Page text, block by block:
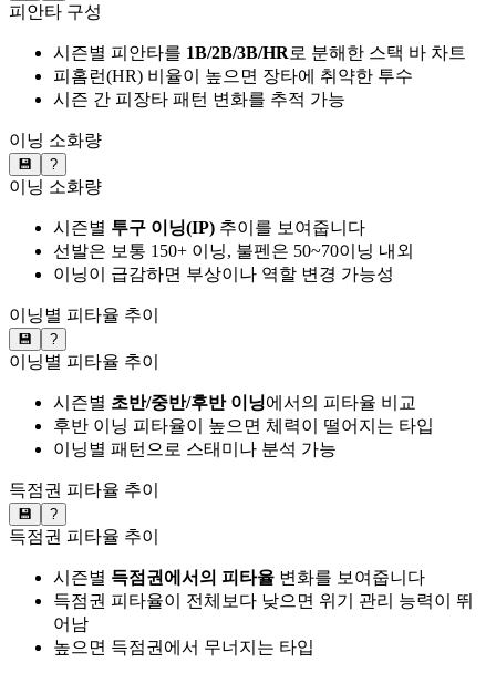
피안타 구성
시즌별 피안타를 1B/2B/3B/HR로 분해한 스택 바 차트
피홈런(HR) 비율이 높으면 장타에 취약한 투수
시즌 간 피장타 패턴 변화를 추적 가능
이닝 소화량
💾 ?
이닝 소화량
시즌별 투구 이닝(IP) 추이를 보여줍니다
선발은 보통 150+ 이닝, 불펜은 50~70이닝 내외
이닝이 급감하면 부상이나 역할 변경 가능성
이닝별 피타율 추이
💾 ?
이닝별 피타율 추이
시즌별 초반/중반/후반 이닝에서의 피타율 비교
후반 이닝 피타율이 높으면 체력이 떨어지는 타입
이닝별 패턴으로 스태미나 분석 가능
득점권 피타율 추이
💾 ?
득점권 피타율 추이
시즌별 득점권에서의 피타율 변화를 보여줍니다
득점권 피타율이 전체보다 낮으면 위기 관리 능력이 뛰
어남
높으면 득점권에서 무너지는 타입